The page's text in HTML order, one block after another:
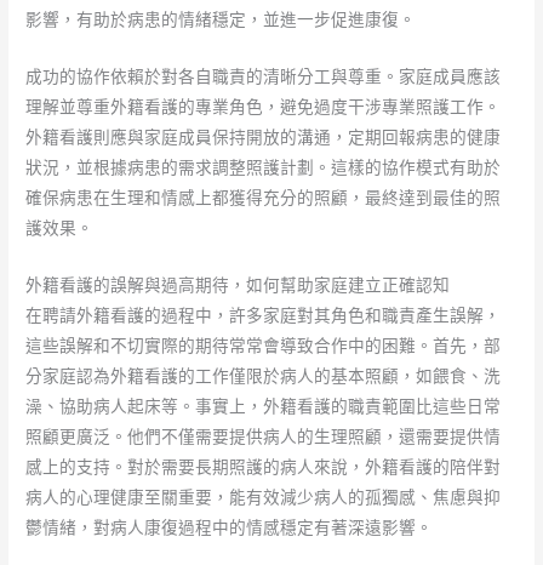
影響，有助於病患的情緒穩定，並進一步促進康復。
成功的協作依賴於對各自職責的清晰分工與尊重。家庭成員應該
理解並尊重外籍看護的專業角色，避免過度干涉專業照護工作。
外籍看護則應與家庭成員保持開放的溝通，定期回報病患的健康
狀況，並根據病患的需求調整照護計劃。這樣的協作模式有助於
確保病患在生理和情感上都獲得充分的照顧，最終達到最佳的照
護效果。
外籍看護的誤解與過高期待，如何幫助家庭建立正確認知
在聘請外籍看護的過程中，許多家庭對其角色和職責產生誤解，
這些誤解和不切實際的期待常常會導致合作中的困難。首先，部
分家庭認為外籍看護的工作僅限於病人的基本照顧，如餵食、洗
澡、協助病人起床等。事實上，外籍看護的職責範圍比這些日常
照顧更廣泛。他們不僅需要提供病人的生理照顧，還需要提供情
感上的支持。對於需要長期照護的病人來說，外籍看護的陪伴對
病人的心理健康至關重要，能有效減少病人的孤獨感、焦慮與抑
鬱情緒，對病人康復過程中的情感穩定有著深遠影響。